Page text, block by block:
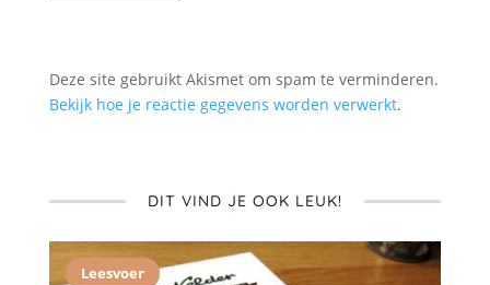
Deze site gebruikt Akismet om spam te verminderen.
Bekijk hoe je reactie gegevens worden verwerkt.
DIT VIND JE OOK LEUK!
Leesvoer